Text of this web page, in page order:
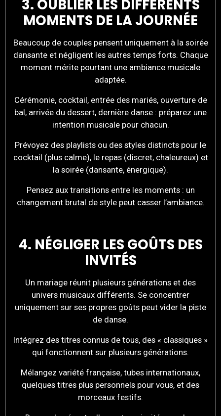
3. OUBLIER LES DIFFÉRENTS
MOMENTS DE LA JOURNÉE
Beaucoup de couples pensent uniquement à la soirée
dansante et négligent les autres temps forts. Chaque
moment mérite pourtant une ambiance musicale
adaptée.
Cérémonie, cocktail, entrée des mariés, ouverture de
bal, arrivée du dessert, dernière danse : préparez une
intention musicale pour chacun.
Prévoyez des playlists ou des styles distincts pour le
cocktail (plus calme), le repas (discret, chaleureux) et
la soirée (dansante, énergique).
Pensez aux transitions entre les moments : un
changement brutal de style peut casser l’ambiance.
4. NÉGLIGER LES GOÛTS DES
INVITÉS
Un mariage réunit plusieurs générations et des
univers musicaux différents. Se concentrer
uniquement sur ses propres goûts peut vider la piste
de danse.
Intégrez des titres connus de tous, des « classiques »
qui fonctionnent sur plusieurs générations.
Mélangez variété française, tubes internationaux,
quelques titres plus personnels pour vous, et des
morceaux festifs.